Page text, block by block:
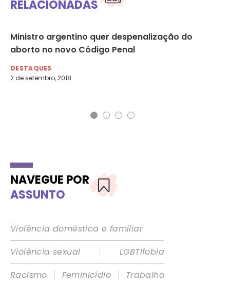
RELACIONADAS
Ministro argentino quer despenalização do
aborto no novo Código Penal
DESTAQUES
2 de setembro, 2018
NAVEGUE POR
ASSUNTO
Violência doméstica e familiar
Violência sexual
|
LGBTIfobia
Racismo
| Feminicídio |
Trabalho